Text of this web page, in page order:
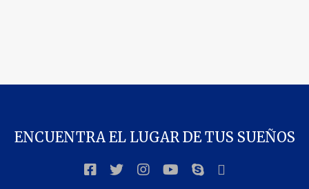
ENCUENTRA EL LUGAR DE TUS SUEÑOS